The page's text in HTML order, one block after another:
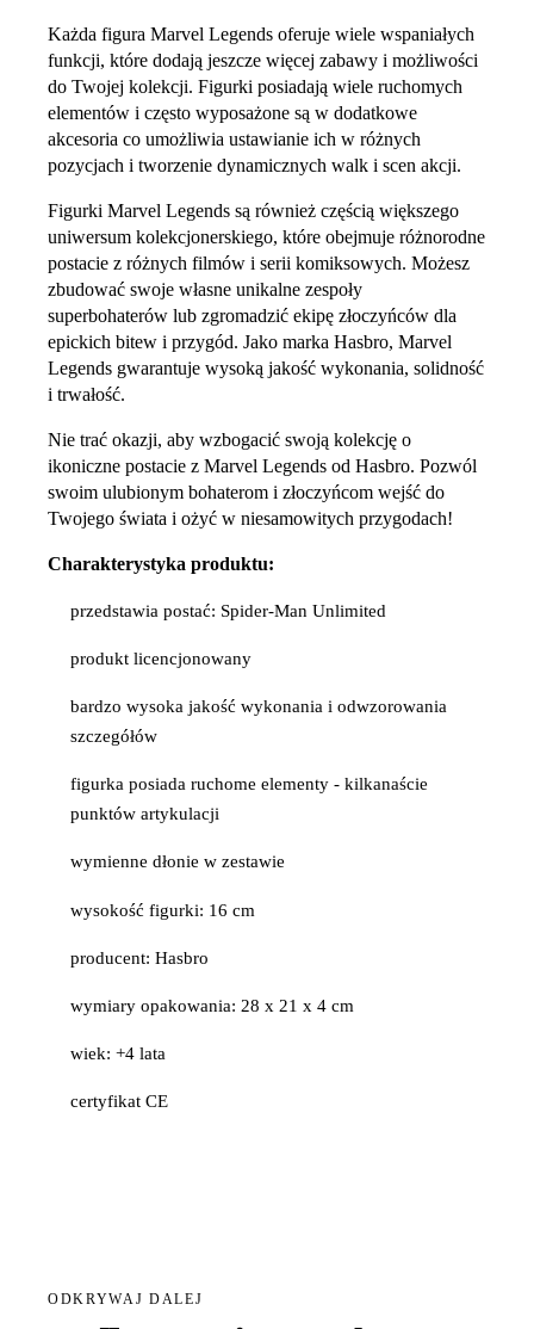
Każda figura Marvel Legends oferuje wiele wspaniałych
funkcji, które dodają jeszcze więcej zabawy i możliwości
do Twojej kolekcji. Figurki posiadają wiele ruchomych
elementów i często wyposażone są w dodatkowe
akcesoria co umożliwia ustawianie ich w różnych
pozycjach i tworzenie dynamicznych walk i scen akcji.
Figurki Marvel Legends są również częścią większego
uniwersum kolekcjonerskiego, które obejmuje różnorodne
postacie z różnych filmów i serii komiksowych. Możesz
zbudować swoje własne unikalne zespoły
superbohaterów lub zgromadzić ekipę złoczyńców dla
epickich bitew i przygód. Jako marka Hasbro, Marvel
Legends gwarantuje wysoką jakość wykonania, solidność
i trwałość.
Nie trać okazji, aby wzbogacić swoją kolekcję o
ikoniczne postacie z Marvel Legends od Hasbro. Pozwól
swoim ulubionym bohaterom i złoczyńcom wejść do
Twojego świata i ożyć w niesamowitych przygodach!
Charakterystyka produktu:
przedstawia postać: Spider-Man Unlimited
produkt licencjonowany
bardzo wysoka jakość wykonania i odwzorowania
szczegółów
figurka posiada ruchome elementy - kilkanaście
punktów artykulacji
wymienne dłonie w zestawie
wysokość figurki: 16 cm
producent: Hasbro
wymiary opakowania: 28 x 21 x 4 cm
wiek: +4 lata
certyfikat CE
ODKRYWAJ DALEJ